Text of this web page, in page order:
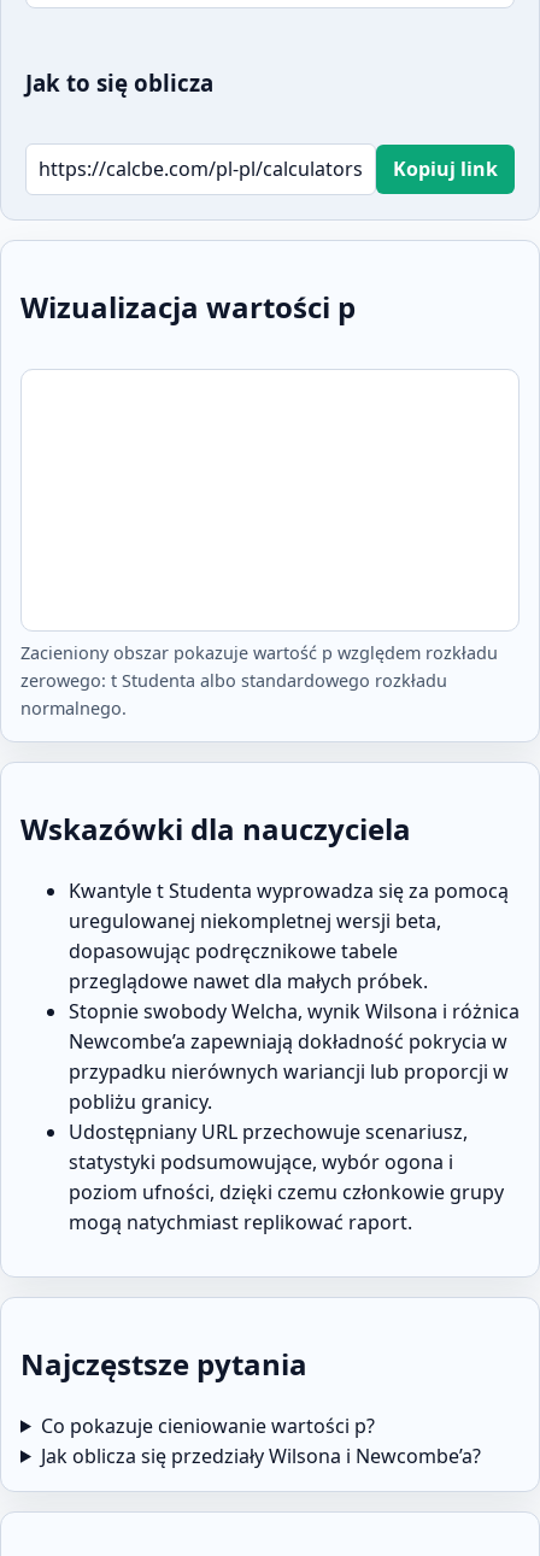
Jak to się oblicza
Kopiuj link
Wizualizacja wartości p
Zacieniony obszar pokazuje wartość p względem rozkładu
zerowego: t Studenta albo standardowego rozkładu
normalnego.
Wskazówki dla nauczyciela
Kwantyle t Studenta wyprowadza się za pomocą
uregulowanej niekompletnej wersji beta,
dopasowując podręcznikowe tabele
przeglądowe nawet dla małych próbek.
Stopnie swobody Welcha, wynik Wilsona i różnica
Newcombe’a zapewniają dokładność pokrycia w
przypadku nierównych wariancji lub proporcji w
pobliżu granicy.
Udostępniany URL przechowuje scenariusz,
statystyki podsumowujące, wybór ogona i
poziom ufności, dzięki czemu członkowie grupy
mogą natychmiast replikować raport.
Najczęstsze pytania
Co pokazuje cieniowanie wartości p?
Jak oblicza się przedziały Wilsona i Newcombe’a?